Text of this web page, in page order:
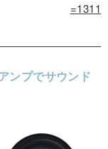
=1311
ンプでサウンド